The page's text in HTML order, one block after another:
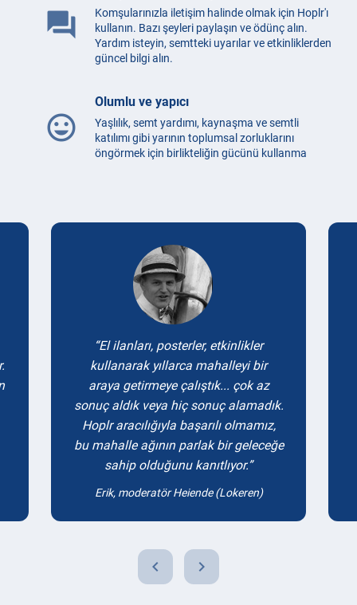
question_answer
Komşularınızla iletişim halinde olmak için Hoplr'ı
kullanın. Bazı şeyleri paylaşın ve ödünç alın.
Yardım isteyin, semtteki uyarılar ve etkinliklerden
güncel bilgi alın.
mood
Olumlu ve yapıcı
Yaşlılık, semt yardımı, kaynaşma ve semtli
katılımı gibi yarının toplumsal zorluklarını
öngörmek için birlikteliğin gücünü kullanma
Testimonials
El ilanları, posterler, etkinlikler
kullanarak yıllarca mahalleyi bir
araya getirmeye çalıştık... çok az
sonuç aldık veya hiç sonuç alamadık.
Hoplr aracılığıyla başarılı olmamız,
bu mahalle ağının parlak bir geleceğe
sahip olduğunu kanıtlıyor.
Erik, moderatör Heiende (Lokeren)
chevron_left chevron_right